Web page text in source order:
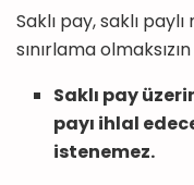
Saklı pay, saklı
sınırlama
Saklı pay
payı ihlal
istenemez.